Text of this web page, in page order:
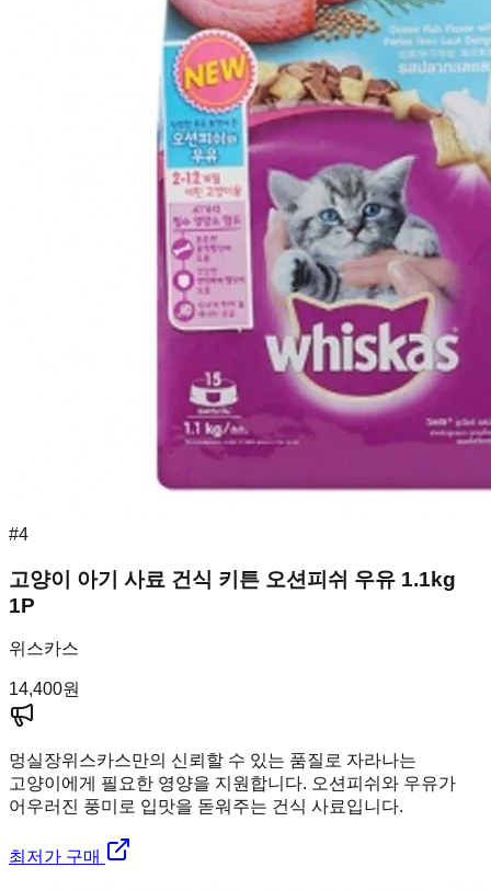
#4
고양이 아기 사료 건식 키튼 오션피쉬 우유 1.1kg
1P
위스카스
14,400원
멍실장위스카스만의 신뢰할 수 있는 품질로 자라나는
고양이에게 필요한 영양을 지원합니다. 오션피쉬와 우유가
어우러진 풍미로 입맛을 돋워주는 건식 사료입니다.
최저가 구매